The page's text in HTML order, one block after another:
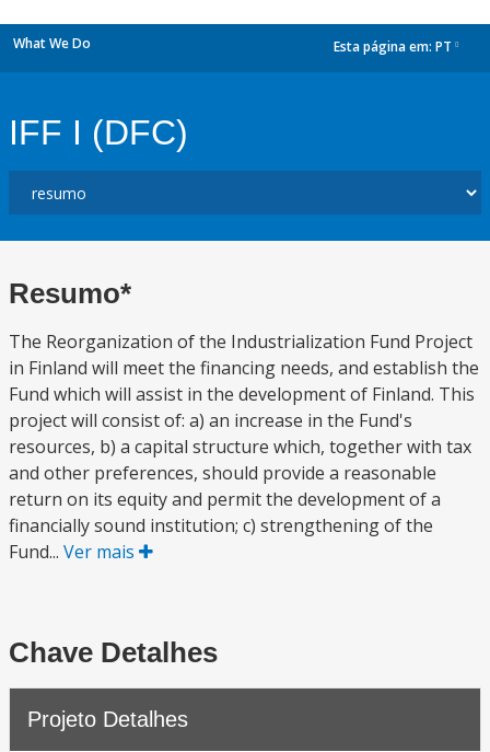
What We Do Esta página em: PT
IFF I (DFC)
Resumo*
The Reorganization of the Industrialization Fund Project
in Finland will meet the financing needs, and establish the
Fund which will assist in the development of Finland. This
project will consist of: a) an increase in the Fund's
resources, b) a capital structure which, together with tax
and other preferences, should provide a reasonable
return on its equity and permit the development of a
financially sound institution; c) strengthening of the
Fund... Ver mais
Chave Detalhes
Projeto Detalhes